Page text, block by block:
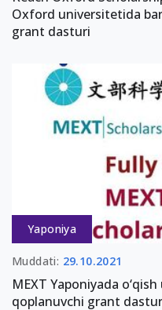
Oxford universitetida
grant dasturi
Yaponiya
Muddati: 29.10.2021
MEXT Yaponiyada
qoplanuvchi grant